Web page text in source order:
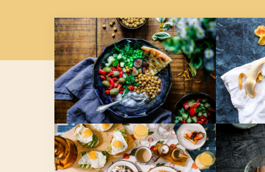
Lunch Favourite with
Salad, Naan And Beans